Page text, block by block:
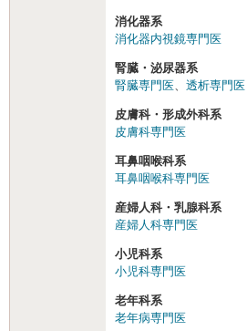
消化器系
消化器内視鏡専門医
腎臓・泌尿器系
腎臓専門医
透析専門医
皮膚科・形成外科系
皮膚科専門医
耳鼻咽喉科系
耳鼻咽喉科専門医
産婦人科・乳腺科系
産婦人科専門医
小児科系
小児科専門医
老年科系
老年病専門医